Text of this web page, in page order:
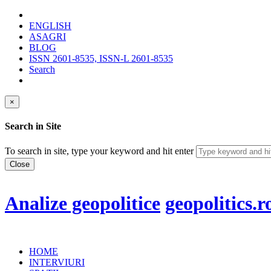
ENGLISH
ASAGRI
BLOG
ISSN 2601-8535, ISSN-L 2601-8535
Search
×
Search in Site
To search in site, type your keyword and hit enter
Close
Analize geopolitice
HOME
INTERVIURI